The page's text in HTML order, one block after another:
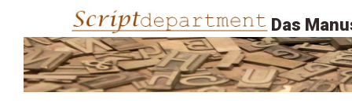
Das